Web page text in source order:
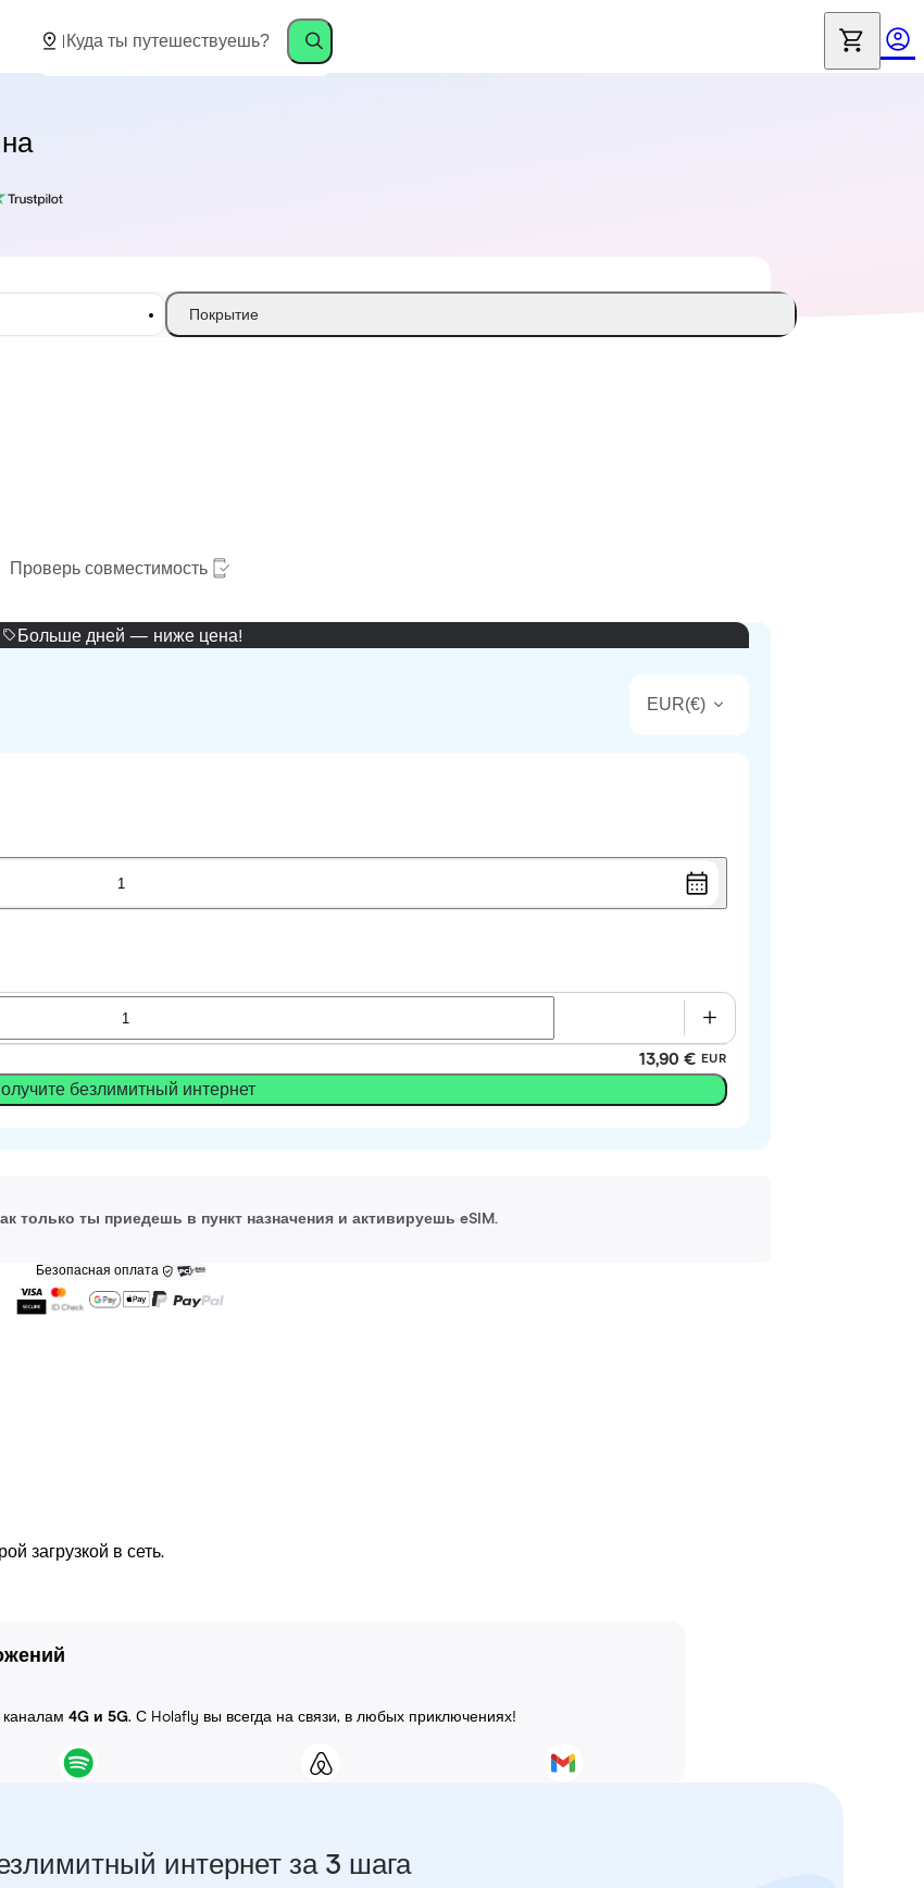
Покрытие
Проверь совместимость
Больше дней — ниже цена!
EUR(€)
1
13,90 € EUR
безлимитный интернет
только ты приедешь в пункт назначения и активируешь eSIM.
Безопасная оплата
загрузкой в сеть.
каналам 4G и 5G. С Holafly вы всегда на связи, в любых приключениях!
интернет за 3 шага